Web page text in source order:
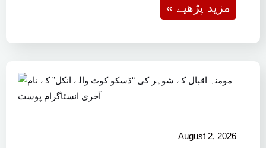
« مزید پڑھیے
August 2, 2026